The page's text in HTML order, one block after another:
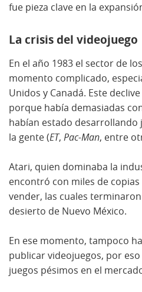
fue pieza clave en la
La crisis del videojuego
En el año 1983 el sector de
momento complicado,
Unidos y Canadá. Este
porque había demasiadas
habían estado desarrollando
la gente (ET, Pac-Man, entre
Atari, quien dominaba la
encontró con miles de
vender, las cuales
desierto de Nuevo México.
En ese momento, tampoco
publicar videojuegos, por
juegos pésimos en el